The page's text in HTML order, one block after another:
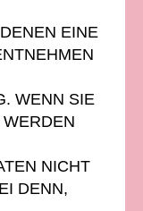
EINE
WENN SIE
NICHT
DENN,